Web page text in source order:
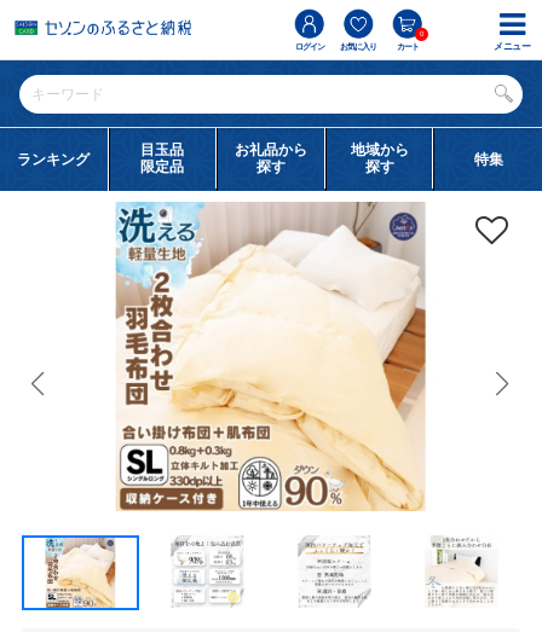
ログイン お気に入り カート
0
ランキング
目玉品
限定品
お礼品から
探す
地域から
探す
特集
メニュー